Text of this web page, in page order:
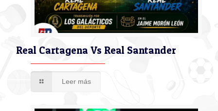
Real Cartagena Vs Real Santander
Leer más